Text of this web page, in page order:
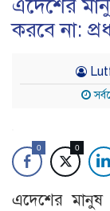
এদেশের
করবে না:
0 0
এদেশের